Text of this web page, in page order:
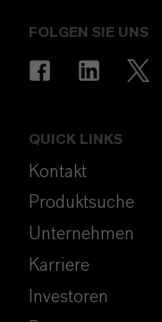
FOLGEN SIE UNS
QUICK LINKS
Kontakt
Produktsuche
Unternehmen
Karriere
Investoren